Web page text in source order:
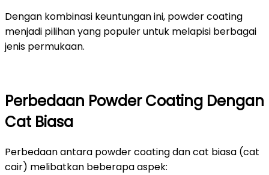
Dengan kombinasi keuntungan ini, powder coating
menjadi pilihan yang populer untuk melapisi berbagai
jenis permukaan.
Perbedaan Powder Coating Dengan
Cat Biasa
Perbedaan antara powder coating dan cat biasa (cat
cair) melibatkan beberapa aspek: